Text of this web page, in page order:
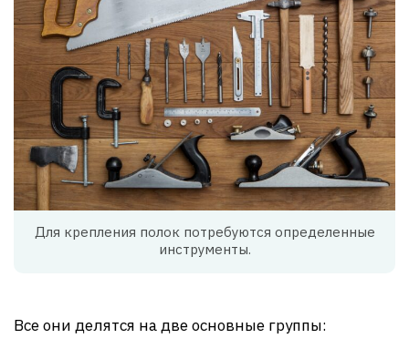
Для крепления полок потребуются определенные
инструменты.
Все они делятся на две основные группы: